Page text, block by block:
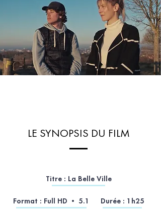
LE SYNOPSIS DU FILM
Titre : La Belle Ville
Format : Full HD • 5.1 Durée : 1h25